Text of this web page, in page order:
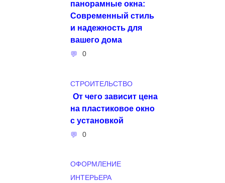
панорамные окна:
Современный стиль
и надежность для
вашего дома
0
СТРОИТЕЛЬСТВО
От чего зависит цена
на пластиковое окно
с установкой
0
ОФОРМЛЕНИЕ
ИНТЕРЬЕРА